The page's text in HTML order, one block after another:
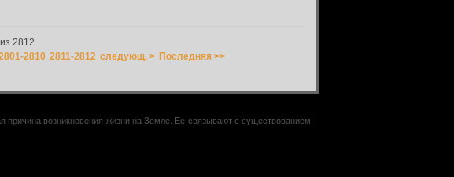
2812
2810 2811-2812 следующ. > Последняя >>
причина возникновения жизни на Земле. Ее связывают с существованием